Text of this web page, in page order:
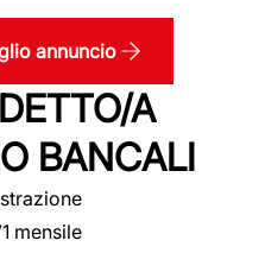
annuncio
A
BANCALI
mensile